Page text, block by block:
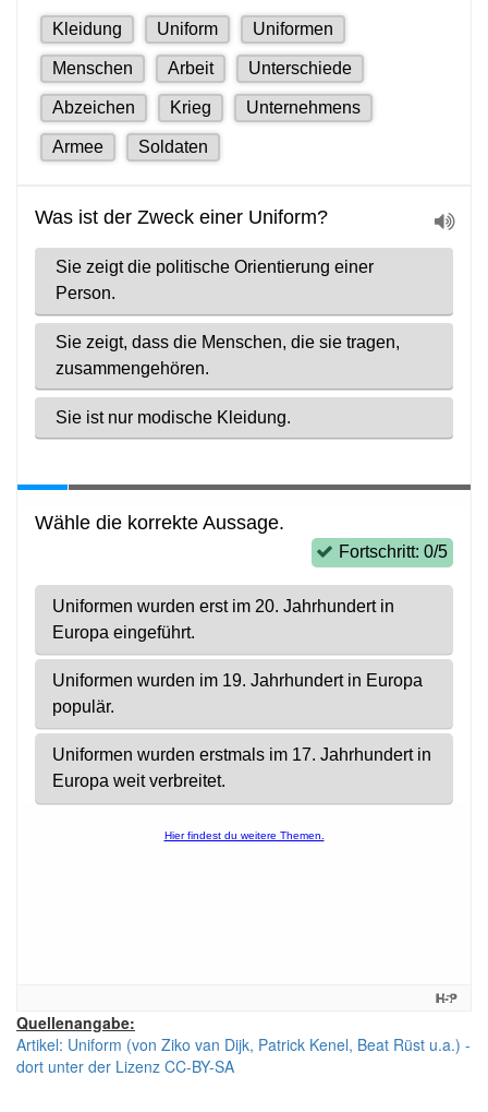
Quellenangabe:
Artikel: Uniform (von Ziko van Dijk, Patrick Kenel, Beat Rüst u.a.) -
dort unter der Lizenz CC-BY-SA